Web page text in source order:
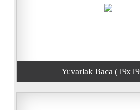
Yuvarlak Baca